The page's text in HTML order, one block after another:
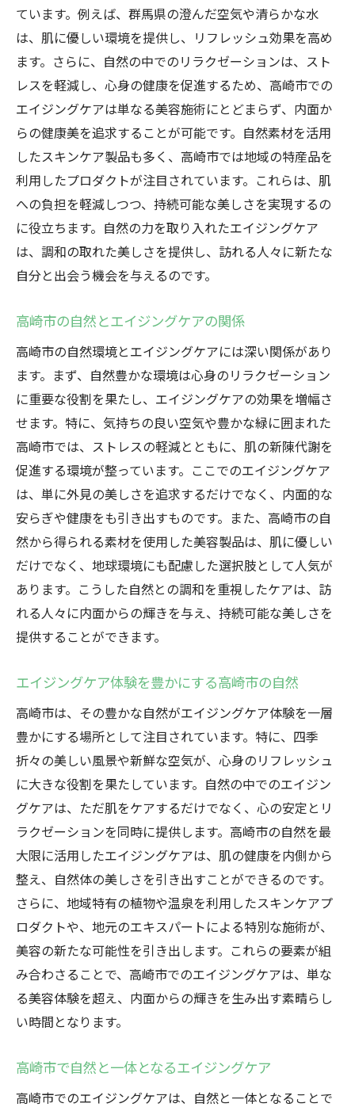
ています。例えば、群馬県の澄んだ空気や清らかな水
は、肌に優しい環境を提供し、リフレッシュ効果を高め
ます。さらに、自然の中でのリラクゼーションは、スト
レスを軽減し、心身の健康を促進するため、高崎市での
エイジングケアは単なる美容施術にとどまらず、内面か
らの健康美を追求することが可能です。自然素材を活用
したスキンケア製品も多く、高崎市では地域の特産品を
利用したプロダクトが注目されています。これらは、肌
への負担を軽減しつつ、持続可能な美しさを実現するの
に役立ちます。自然の力を取り入れたエイジングケア
は、調和の取れた美しさを提供し、訪れる人々に新たな
自分と出会う機会を与えるのです。
高崎市の自然とエイジングケアの関係
高崎市の自然環境とエイジングケアには深い関係があり
ます。まず、自然豊かな環境は心身のリラクゼーション
に重要な役割を果たし、エイジングケアの効果を増幅さ
せます。特に、気持ちの良い空気や豊かな緑に囲まれた
高崎市では、ストレスの軽減とともに、肌の新陳代謝を
促進する環境が整っています。ここでのエイジングケア
は、単に外見の美しさを追求するだけでなく、内面的な
安らぎや健康をも引き出すものです。また、高崎市の自
然から得られる素材を使用した美容製品は、肌に優しい
だけでなく、地球環境にも配慮した選択肢として人気が
あります。こうした自然との調和を重視したケアは、訪
れる人々に内面からの輝きを与え、持続可能な美しさを
提供することができます。
エイジングケア体験を豊かにする高崎市の自然
高崎市は、その豊かな自然がエイジングケア体験を一層
豊かにする場所として注目されています。特に、四季
折々の美しい風景や新鮮な空気が、心身のリフレッシュ
に大きな役割を果たしています。自然の中でのエイジン
グケアは、ただ肌をケアするだけでなく、心の安定とリ
ラクゼーションを同時に提供します。高崎市の自然を最
大限に活用したエイジングケアは、肌の健康を内側から
整え、自然体の美しさを引き出すことができるのです。
さらに、地域特有の植物や温泉を利用したスキンケアプ
ロダクトや、地元のエキスパートによる特別な施術が、
美容の新たな可能性を引き出します。これらの要素が組
み合わさることで、高崎市でのエイジングケアは、単な
る美容体験を超え、内面からの輝きを生み出す素晴らし
い時間となります。
高崎市で自然と一体となるエイジングケア
高崎市でのエイジングケアは、自然と一体となることで